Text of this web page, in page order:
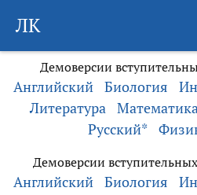
ЛК
Демоверсии
Английский Биология
Литература
Русский*
Демоверсии
Английский Биология